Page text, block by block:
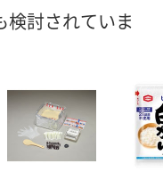
水） 8月12日（水）
カゴへ
数量
カ
検討されていま